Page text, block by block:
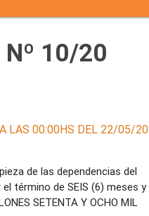
Nº 10/20
LAS 00:00HS DEL 22/05/20
de las dependencias del
el término de SEIS (6) meses y
SETENTA Y OCHO MIL